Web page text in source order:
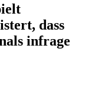
dass
infrage